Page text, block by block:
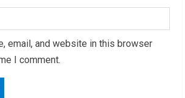
email, and website in this browser
I comment.